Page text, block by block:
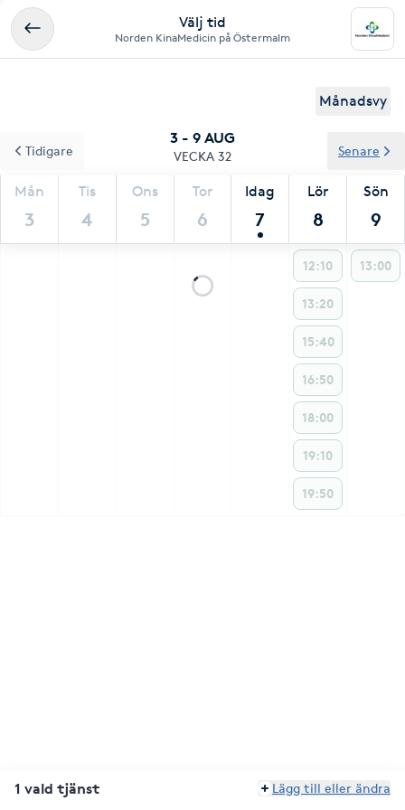
Välj tid
Norden KinaMedicin på Östermalm
Månadsvy
3 - 9 AUG
VECKA 32
Mån
3
Tis
4
Ons
5
Tor
6
Idag
7
Lör
8
Sön
9
Tidigare Senare
12:10
13:20
15:40
16:50
18:00
19:10
19:50
13:00
1 vald tjänst Lägg till eller ändra